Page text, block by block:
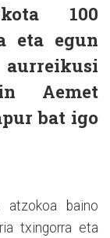
100
eta egun
Aemet
bat igo
atzokoa baino
txingorra eta